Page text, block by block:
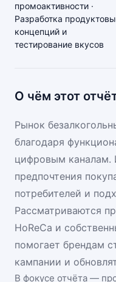
промоактивности ·
Разработка
концепций и
тестирование вкусов
О чём этот
Рынок
благодаря
цифровым каналам.
предпочтения
потребителей и
Рассматриваются
HoReCa и
помогает брендам
кампании и
В фокусе отчёта —